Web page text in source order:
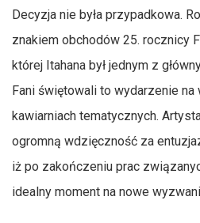
Decyzja nie była przypadkowa.
znakiem obchodów 25. rocznicy
której Itahana był jednym z
Fani świętowali to wydarzenie
kawiarniach tematycznych.
ogromną wdzięczność za
iż po zakończeniu prac
idealny moment na nowe